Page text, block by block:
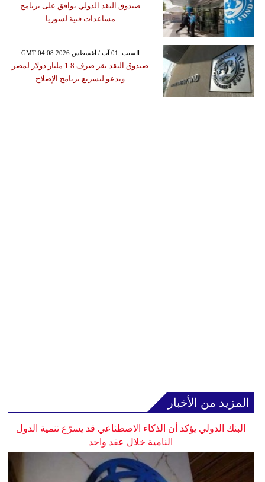
صندوق النقد الدولي يوافق على برنامج
مساعدات فنية لسوريا
GMT 04:08 2026 السبت ,01 آب / أغسطس
صندوق النقد يقر صرف 1.8 مليار دولار لمصر
ويدعو لتسريع برنامج الإصلاح
المزيد من الأخبار
البنك الدولي يؤكد أن الذكاء الاصطناعي قد يسرّع تنمية الدول
النامية خلال عقد واحد